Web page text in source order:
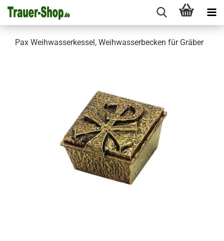
Pax Weihwasserkessel, Weihwasserbecken für Gräber